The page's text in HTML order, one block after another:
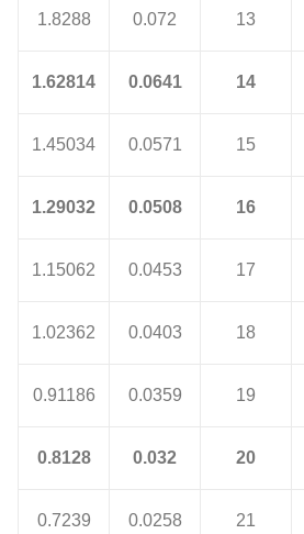
1.8288 0.072 13
1.62814 0.0641 14
1.45034 0.0571 15
1.29032 0.0508 16
1.15062 0.0453 17
1.02362 0.0403 18
0.91186 0.0359 19
0.8128 0.032 20
0.7239 0.0258 21